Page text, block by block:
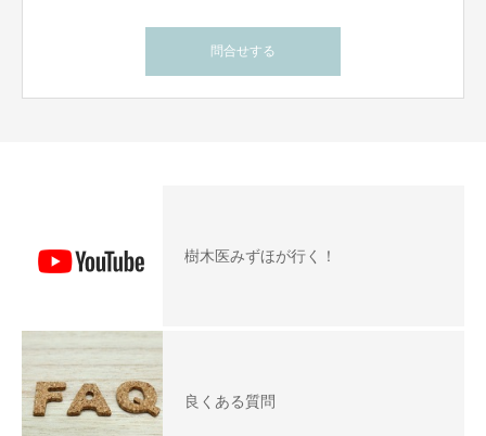
問合せする
樹木医みずほが行く！
良くある質問